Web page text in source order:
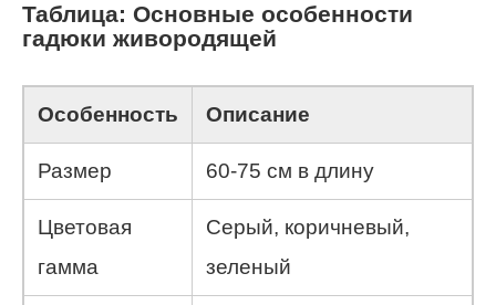
Таблица: Основные особенности
гадюки живородящей
Особенность Описание
Размер 60-75 см в длину
Цветовая
гамма
Серый, коричневый,
зеленый